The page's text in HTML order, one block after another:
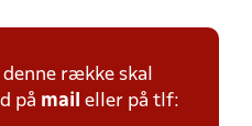
række skal
på mail eller på tlf: